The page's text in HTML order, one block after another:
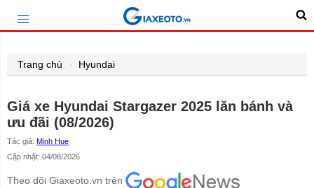
Trang chủ Hyundai
Giá xe Hyundai Stargazer 2025 lăn bánh và
ưu đãi (08/2026)
Tác giả: Minh Hue
Cập nhật: 04/08/2026
Theo dõi Giaxeoto.vn trên